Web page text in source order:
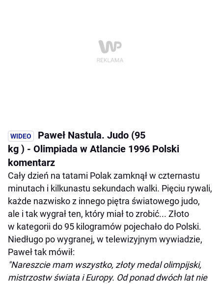
Paweł Nastula. Judo (95
kg ) - Olimpiada w Atlancie 1996 Polski
komentarz
Cały dzień na tatami Polak zamknął w czternastu
minutach i kilkunastu sekundach walki. Pięciu rywali,
każde nazwisko z innego piętra światowego judo,
ale i tak wygrał ten, który miał to zrobić... Złoto
w kategorii do 95 kilogramów pojechało do Polski.
Niedługo po wygranej, w telewizyjnym wywiadzie,
Paweł tak mówił:
"Nareszcie mam wszystko, złoty medal olimpijski,
mistrzostw świata i Europy. Od ponad dwóch lat nie